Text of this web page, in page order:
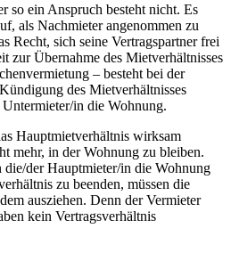
so ein Anspruch besteht nicht. Es
als Nachmieter angenommen zu
Recht, sich seine Vertragspartner frei
zur Übernahme des Mietverhältnisses
– besteht bei der
des Mietverhältnisses
in die Wohnung.
Hauptmietverhältnis wirksam
mehr, in der Wohnung zu bleiben.
der Hauptmieter/in die Wohnung
zu beenden, müssen die
ausziehen. Denn der Vermieter
kein Vertragsverhältnis